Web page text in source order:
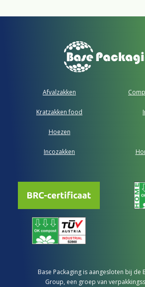
Afvalzakken
Kratzakken food
Hoezen
Incozakken
Base Packaging is aangesloten bij de
Group, een groep van